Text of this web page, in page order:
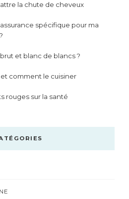
la chute de cheveux
spécifique pour ma
et blanc de blancs ?
comment le cuisiner
rouges sur la santé